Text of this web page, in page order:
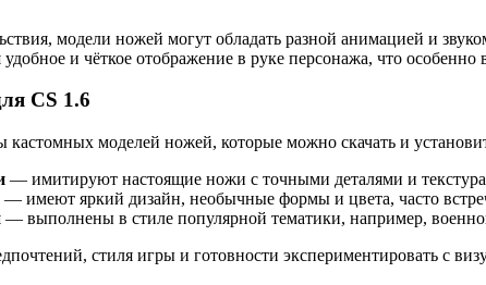
модели ножей могут обладать разной анимацией и
удобное и чёткое отображение в руке персонажа, что
CS 1.6
моделей ножей, которые можно скачать и
— имитируют настоящие ножи с точными деталями и
— имеют яркий дизайн, необычные формы и цвета, часто
— выполнены в стиле популярной тематики, например,
стиля игры и готовности экспериментировать с